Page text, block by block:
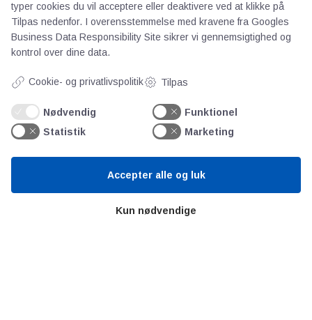
Teknologisk Institut
Bitva
Videncentre
Forkortelser
Ståbi
Værd at besøge
Alltomteknikindustrin
typer cookies du vil acceptere eller deaktivere ved at klikke på
Tilpas nedenfor. I overensstemmelse med kravene fra Googles
Business Data Responsibility Site sikrer vi gennemsigtighed og
kontrol over dine data.
Cookie- og privatlivspolitik Tilpas
Nødvendig
Funktionel
Statistik
Marketing
Kun nødvendige
Accepter alle og luk